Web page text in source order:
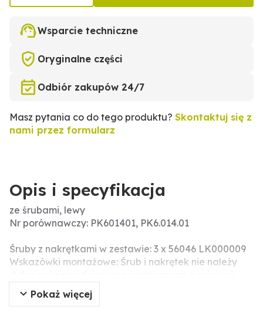
Wsparcie techniczne
Oryginalne części
Odbiór zakupów 24/7
Masz pytania co do tego produktu? Skontaktuj się z
nami przez formularz
Opis i specyfikacja
ze śrubami, lewy
Nr porównawczy: PK601401, PK6.014.01
Śruby z nakrętkami w zestawie: 3 x 56046 LK000009
Wskazówki montażowe: Śrub i nakrętek nie należy
może prowadzić to do uszkodzeń części roboczej
(pęknięcia związane z napięciem).
Pokaż więcej